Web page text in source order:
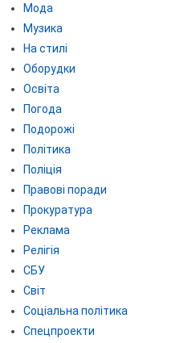
Мода
Музика
На стилі
Оборудки
Освіта
Погода
Подорожі
Політика
Поліція
Правові поради
Прокуратура
Реклама
Релігія
СБУ
Світ
Соціальна політика
Спецпроекти